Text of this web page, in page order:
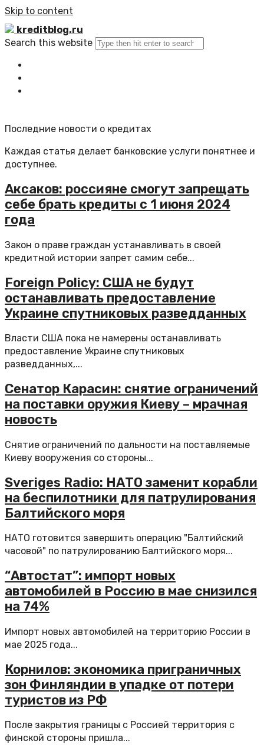
Skip to content
kreditblog.ru
Search this website
Последние новости о кредитах
Каждая статья делает банковские услуги понятнее и
доступнее.
Аксаков: россияне смогут запрещать
себе брать кредиты с 1 июня 2024
года
Закон о праве граждан устанавливать в своей
кредитной истории запрет самим себе...
Foreign Policy: США не будут
останавливать предоставление
Украине спутниковых разведданных
Власти США пока не намерены останавливать
предоставление Украине спутниковых
разведданных,...
Сенатор Карасин: снятие ограничений
на поставки оружия Киеву – мрачная
новость
Снятие ограничений по дальности на поставляемые
Киеву вооружения со стороны...
Sveriges Radio: НАТО заменит корабли
на беспилотники для патрулирования
Балтийского моря
НАТО готовится завершить операцию "Балтийский
часовой" по патрулированию Балтийского моря...
“Автостат”: импорт новых
автомобилей в Россию в мае снизился
на 74%
Импорт новых автомобилей на территорию России в
мае 2025 года...
Корнилов: экономика приграничных
зон Финляндии в упадке от потери
туристов из РФ
После закрытия границы с Россией территория с
финской стороны пришла...